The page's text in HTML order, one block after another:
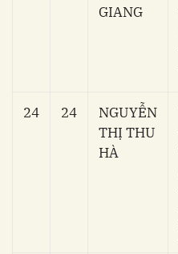
GIANG
24 24
NGUYỄN
THỊ THU
HÀ